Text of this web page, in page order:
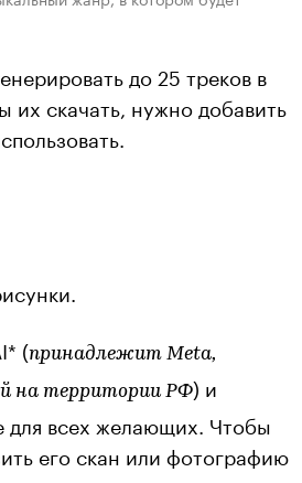
до 25 треков в
их скачать, нужно добавить
(принадлежит Meta,
на территории РФ) и
для всех желающих. Чтобы
его скан или фотографию